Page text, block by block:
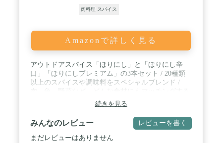
肉料理 スパイス
Amazonで詳しく見る
アウトドアスパイス「ほりにし」と「ほりにし辛
口」「ほりにしプレミアム」の3本セット / 20種類
以上のスパイスや調味料をスペシャルブレンド /
オールマイティスパイス / アウトドアシーンだけで
なくご家庭でも使っていただける調味料です
続きを見る
みんなのレビュー レビューを書く
まだレビューはありません